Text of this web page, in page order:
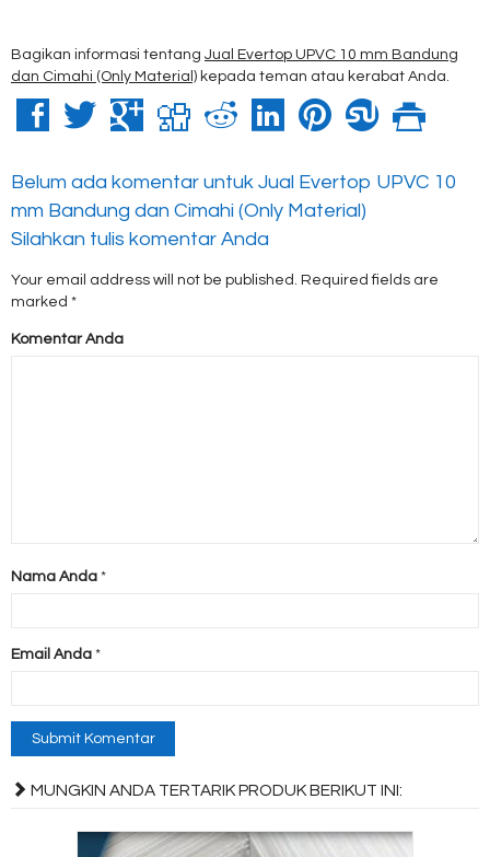
Bagikan informasi tentang Jual Evertop UPVC 10 mm Bandung
dan Cimahi (Only Material) kepada teman atau kerabat Anda.
Belum ada komentar untuk Jual Evertop UPVC 10
mm Bandung dan Cimahi (Only Material)
Silahkan tulis komentar Anda
Your email address will not be published. Required fields are
marked *
Komentar Anda
Nama Anda *
Email Anda *
MUNGKIN ANDA TERTARIK PRODUK BERIKUT INI: